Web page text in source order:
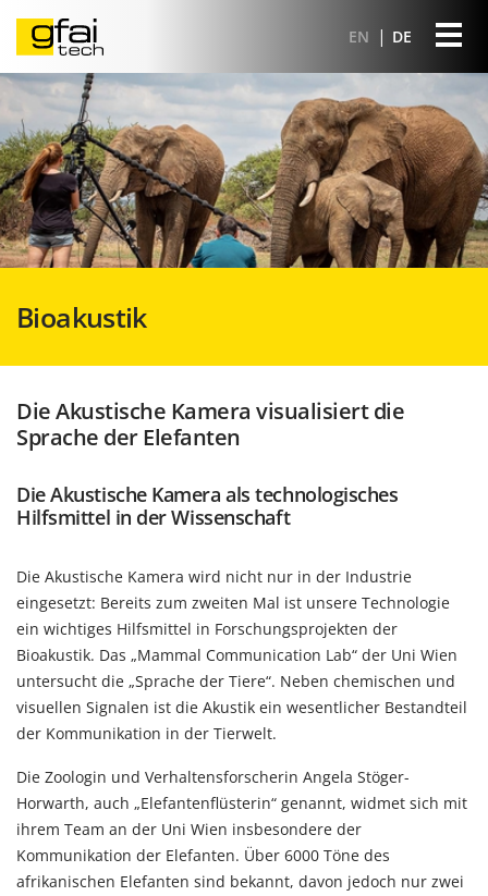
EN DE
Bioakustik
Die Akustische Kamera visualisiert die
Sprache der Elefanten
Die Akustische Kamera als technologisches
Hilfsmittel in der Wissenschaft
Die Akustische Kamera wird nicht nur in der Industrie
eingesetzt: Bereits zum zweiten Mal ist unsere Technologie
ein wichtiges Hilfsmittel in Forschungsprojekten der
Bioakustik. Das „Mammal Communication Lab“ der Uni Wien
untersucht die „Sprache der Tiere“. Neben chemischen und
visuellen Signalen ist die Akustik ein wesentlicher Bestandteil
der Kommunikation in der Tierwelt.
Die Zoologin und Verhaltensforscherin Angela Stöger-
Horwarth, auch „Elefantenflüsterin“ genannt, widmet sich mit
ihrem Team an der Uni Wien insbesondere der
Kommunikation der Elefanten. Über 6000 Töne des
afrikanischen Elefanten sind bekannt, davon jedoch nur zwei